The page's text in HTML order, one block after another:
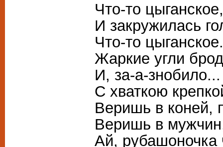
Что-то
И закружилась
Что-то
Жаркие угли
И, за-а-
С хваткою
Веришь в коней,
Веришь в мужчин,
Ай, рубашоночка